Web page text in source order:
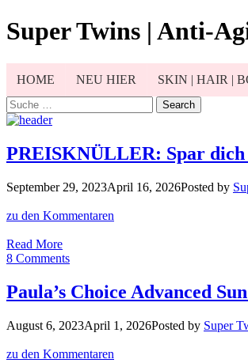
Skip
to
Super Twins | Anti-
HOME NEU HIER SKIN | HAIR |
Search
for:
PREISKNÜLLER: Spar dich
September 29, 2023April 16, 2026Posted by
zu den Kommentaren
Read MorePREISKNÜLLER:
Spar
schön
mit
Produkten!
8 Comments
Paula’s Choice Advanced
August 6, 2023April 1, 2026Posted by Super
zu den Kommentaren